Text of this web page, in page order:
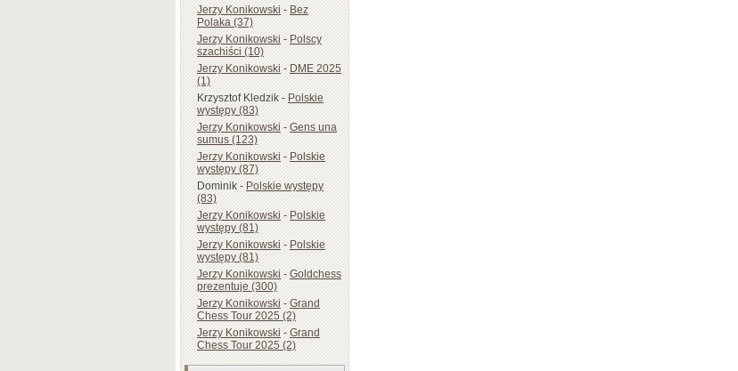
Jerzy Konikowski-Bez
Polaka (37)
Jerzy Konikowski-Polscy
szachiści (10)
Jerzy Konikowski-DME 2025
(1)
Krzysztof Kledzik-Polskie
występy (83)
Jerzy Konikowski-Gens una
sumus (123)
Jerzy Konikowski-Polskie
występy (87)
Dominik-Polskie występy
(83)
Jerzy Konikowski-Polskie
występy (81)
Jerzy Konikowski-Polskie
występy (81)
Jerzy Konikowski-Goldchess
prezentuje (300)
Jerzy Konikowski-Grand
Chess Tour 2025 (2)
Jerzy Konikowski-Grand
Chess Tour 2025 (2)